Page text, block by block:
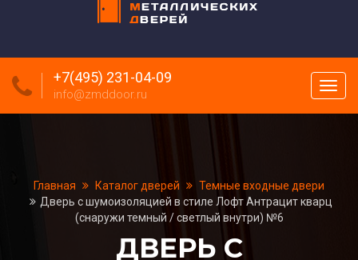
меню
+7(495) 231-04-09
info@zmddoor.ru
Главная Каталог дверей
Темные входные двери
Дверь с шумоизоляцией в стиле Лофт Антрацит кварц
(снаружи темный / светлый внутри) №6
ДВЕРЬ С